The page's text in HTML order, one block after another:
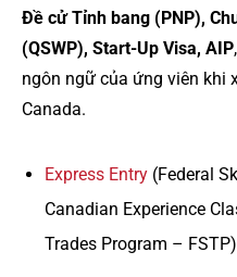
Đề cử Tỉnh bang (PNP),
(QSWP), Start-Up Visa, AIP
ngôn ngữ của ứng viên khi
Canada.
Express Entry(Federal
Canadian Experience
Trades Program – FSTP)